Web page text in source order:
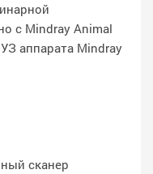
с Mindray Animal
аппарата Mindray
сканер